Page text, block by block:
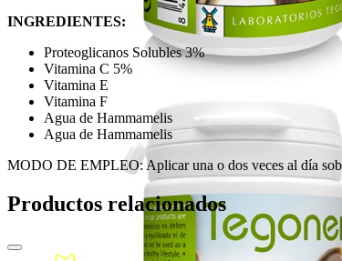
INGREDIENTES:
Proteoglicanos Solubles 3%
Vitamina C 5%
Vitamina E
Vitamina F
Agua de Hammamelis
Agua de Hammamelis
MODO DE EMPLEO: Aplicar una o dos veces al día
Productos relacionados